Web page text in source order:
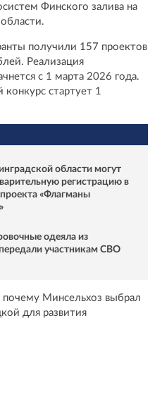
Финского залива на
получили 157 проектов
Реализация
с 1 марта 2026 года.
стартует 1
области могут
регистрацию в
«Флагманы
одеяла из
участникам СВО
почему Минсельхоз выбрал
для развития